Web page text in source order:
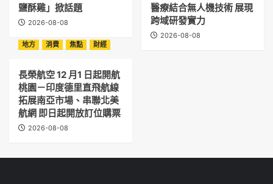
鹽酥雞」掀話題
2026-08-08
醫療結合無人機技術 展現
跨域研發實力
2026-08-08
地方
消費 焦點 財經
長榮航空 12 月1 日起開航
桃園－印度德里直飛航線
拓展南亞市場、串聯北美
航網 即日起開放訂位購票
2026-08-08